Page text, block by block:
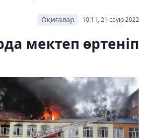
10:11, 21 сәуір 2022
Оқиғалар
мектеп өртеніп